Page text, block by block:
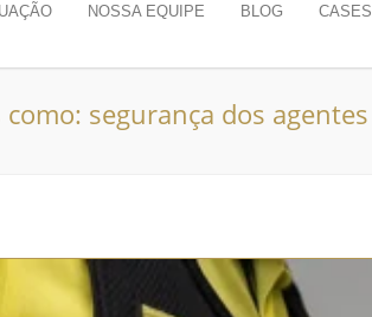
NOSSA EQUIPE BLOG CASES
segurança dos agentes